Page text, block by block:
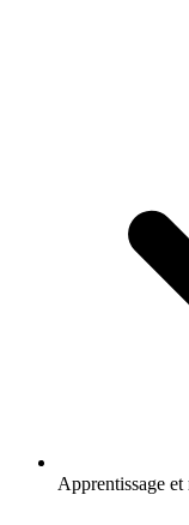
Apprentissage et